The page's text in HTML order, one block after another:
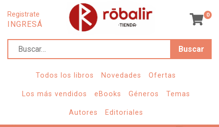
u
Registrate
INGRESÁ
0
Todos los libros Novedades Ofertas
Los más vendidos eBooks Géneros Temas
Autores Editoriales